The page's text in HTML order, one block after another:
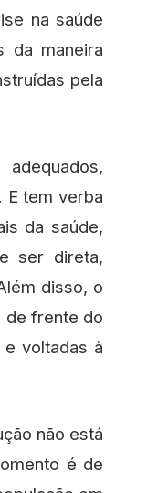
na saúde
da maneira
pela
E tem verba
da saúde,
ser direta,
disso, o
de frente do
voltadas à
não está
é de